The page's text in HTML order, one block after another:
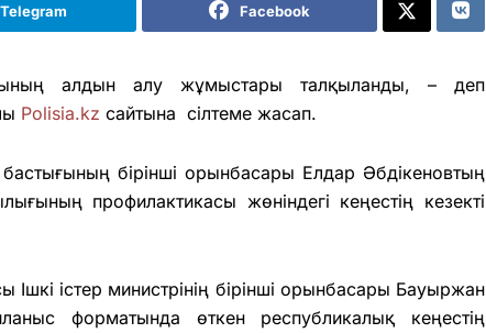
Telegram Facebook
алдын алу жұмыстары талқыланды, – деп
Polisia.kz сайтына сілтеме жасап.
бірінші орынбасары Елдар Әбдікеновтың
профилактикасы жөніндегі кеңестің кезекті
істер министрінің бірінші орынбасары Бауыржан
форматында өткен республикалық кеңестің